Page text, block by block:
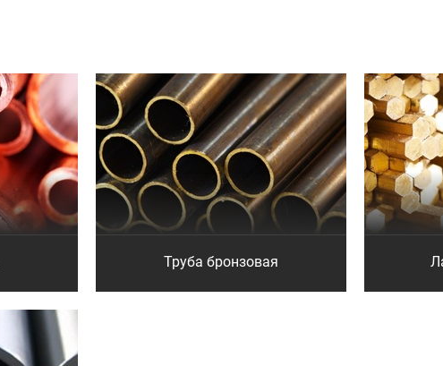
Труба бронзовая